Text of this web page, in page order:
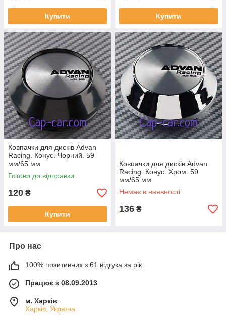
Купити Купити
Ковпачки для дисків Advan
Racing. Конус. Чорний. 59
мм/65 мм
Готово до відправки
120 ₴
Купити
Ковпачки для дисків Advan
Racing. Конус. Хром. 59
мм/65 мм
Немає в наявності
136 ₴
Про нас
100% позитивних з 61 відгука за рік
Працює з 08.09.2013
м. Харків
Харків, Україна